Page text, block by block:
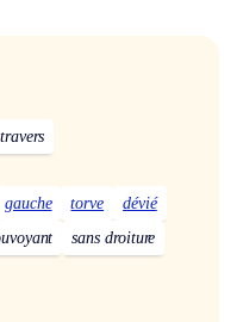
gauche torve
dévié
sans droiture